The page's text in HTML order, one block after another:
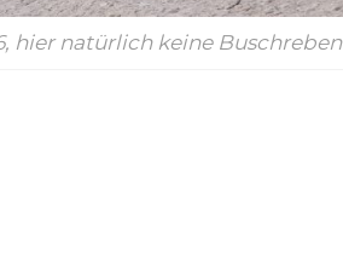
hier natürlich keine Buschreben